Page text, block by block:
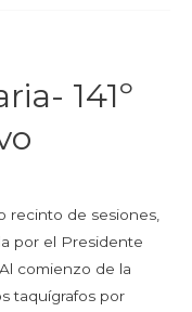
141º
recinto de sesiones,
por el Presidente
comienzo de la
taquígrafos por